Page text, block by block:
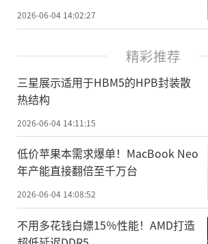
2026-06-04 14:02:27
精彩推荐
三星展示适用于HBM5的HPB封装散
热结构
2026-06-04 14:11:15
低价苹果本需求爆单！MacBook Neo
年产能直接翻倍至千万台
2026-06-04 14:08:52
不用多花钱白嫖15％性能！AMD打造